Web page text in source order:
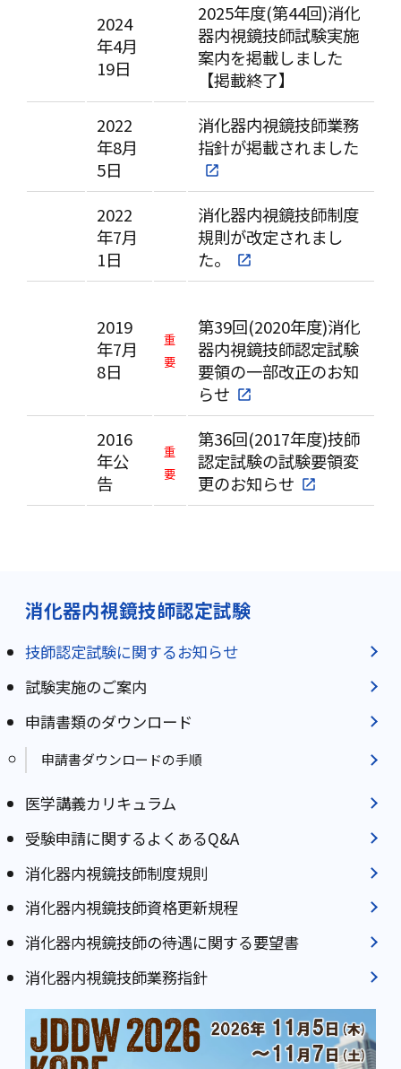
2024
年4月
19日
2025年度(第44回)消化
器内視鏡技師試験実施
案内を掲載しました
【掲載終了】
2022
年8月
5日
消化器内視鏡技師業務
指針が掲載されました
2022
年7月
1日
消化器内視鏡技師制度
規則が改定されまし
た。
2019
年7月
8日
重
要
第39回(2020年度)消化
器内視鏡技師認定試験
要領の一部改正のお知
らせ
2016
年公
告
重
要
第36回(2017年度)技師
認定試験の試験要領変
更のお知らせ
消化器内視鏡技師認定試験
技師認定試験に関するお知らせ
試験実施のご案内
申請書類のダウンロード
申請書ダウンロードの手順
医学講義カリキュラム
受験申請に関するよくあるQ&A
消化器内視鏡技師制度規則
消化器内視鏡技師資格更新規程
消化器内視鏡技師の待遇に関する要望書
消化器内視鏡技師業務指針